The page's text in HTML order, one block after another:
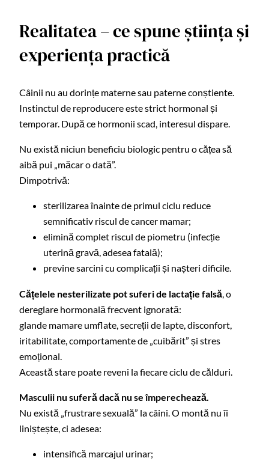
Realitatea – ce spune știința și
experiența practică
Câinii nu au dorințe materne sau paterne conștiente.
Instinctul de reproducere este strict hormonal și
temporar. După ce hormonii scad, interesul dispare.
Nu există niciun beneficiu biologic pentru o cățea să
aibă pui „măcar o dată”.
Dimpotrivă:
sterilizarea înainte de primul ciclu reduce
semnificativ riscul de cancer mamar;
elimină complet riscul de piometru (infecție
uterină gravă, adesea fatală);
previne sarcini cu complicații și nașteri dificile.
Cățelele nesterilizate pot suferi de lactație falsă , o
dereglare hormonală frecvent ignorată:
glande mamare umflate, secreții de lapte, disconfort,
iritabilitate, comportamente de „cuibărit” și stres
emoțional.
Această stare poate reveni la fiecare ciclu de călduri.
Masculii nu suferă dacă nu se împerechează.
Nu există „frustrare sexuală” la câini. O montă nu îi
liniștește, ci adesea:
intensifică marcajul urinar;